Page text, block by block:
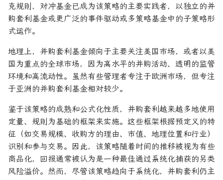
克规则，对冲基金已成为该策略的主要实践者，以独立的并
购套利基金或更广泛的事件驱动或多策略基金中的子策略形
式运作。
地理上，并购套利基金倾向于主要关注美国市场，或者以美
国为重点的全球市场，因为高水平的并购活动、透明的监管
环境和高流动性。虽然有些管理者专注于欧洲市场，但专注
于亚洲的并购套利基金相对较少。
鉴于该策略的成熟和公式化性质，并购套利越来越多地使用
定量、规则为基础的框架来实施。这些框架根据预定义的特
征（如交易规模、收购方的理由、市值、地理位置和行业）
识别和参与交易。因此，该策略随着时间的推移被视为有些
商品化，回报通常被认为是一种最佳通过系统化捕获的另类
风险溢价。然而，尽管该策略趋向于系统化，并购套利仍主